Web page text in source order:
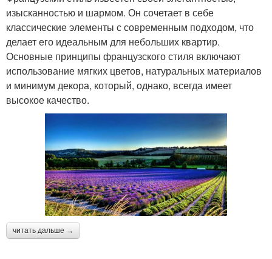
изысканностью и шармом. Он сочетает в себе
классические элементы с современным подходом, что
делает его идеальным для небольших квартир.
Основные принципы французского стиля включают
использование мягких цветов, натуральных материалов
и минимум декора, который, однако, всегда имеет
высокое качество.
читать дальше →